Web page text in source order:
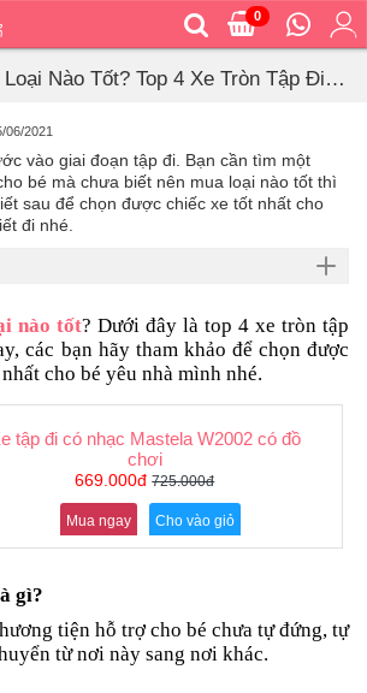
0
Nào Tốt? Top 4 Xe Tròn Tập Đi
06/2021
vào giai đoạn tập đi. Bạn cần tìm một
bé mà chưa biết nên mua loại nào tốt thì
sau để chọn được chiếc xe tốt nhất cho
đi nhé.
nào tốt? Dưới đây là top 4 xe tròn tập
các bạn hãy tham khảo để chọn được
cho bé yêu nhà mình nhé.
tập đi có nhạc Mastela W2002 có đồ
chơi
669.000đ725.000đ
Mua ngay Cho vào giỏ
gì?
tiện hỗ trợ cho bé chưa tự đứng, tự
từ nơi này sang nơi khác.